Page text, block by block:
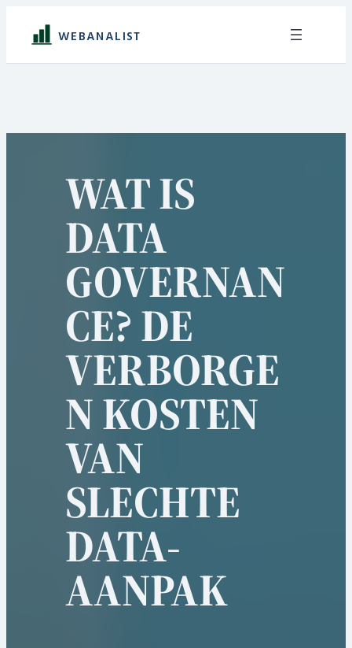
WEBANALIST
WAT IS
DATA
GOVERNAN
CE? DE
VERBORGE
N KOSTEN
VAN
SLECHTE
DATA-
AANPAK